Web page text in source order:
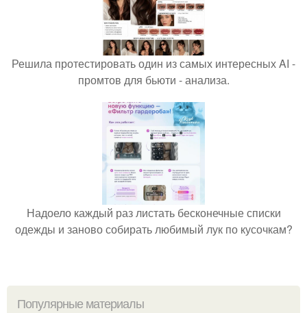
Решила протестировать один из самых интересных AI -
промтов для бьюти - анализа.
Надоело каждый раз листать бесконечные списки
одежды и заново собирать любимый лук по кусочкам?
Популярные материалы